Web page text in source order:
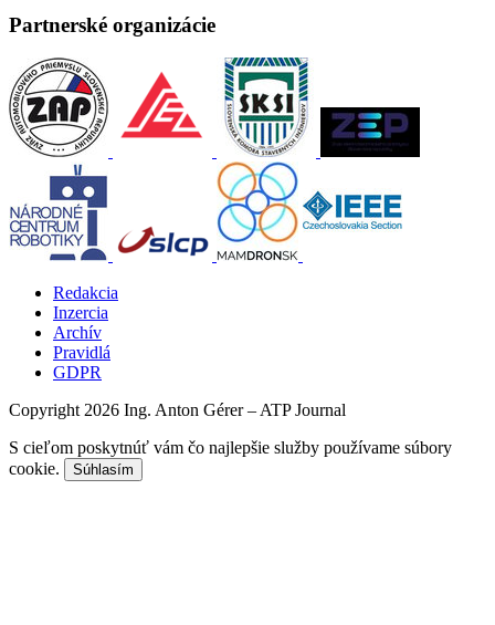
Partnerské organizácie
Redakcia
Inzercia
Archív
Pravidlá
GDPR
Copyright 2026 Ing. Anton Gérer – ATP Journal
S cieľom poskytnúť vám čo najlepšie služby používame súbory
cookie.
Súhlasím